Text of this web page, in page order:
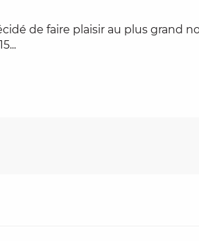
de faire plaisir au plus grand